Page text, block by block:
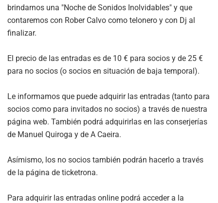
brindarnos una "Noche de Sonidos Inolvidables" y que
contaremos con Rober Calvo como telonero y con Dj al
finalizar.
El precio de las entradas es de 10 € para socios y de 25 €
para no socios (o socios en situación de baja temporal).
Le informamos que puede adquirir las entradas (tanto para
socios como para invitados no socios) a través de nuestra
página web. También podrá adquirirlas en las conserjerías
de Manuel Quiroga y de A Caeira.
Asímismo, los no socios también podrán hacerlo a través
de la página de ticketrona.
Para adquirir las entradas online podrá acceder a la